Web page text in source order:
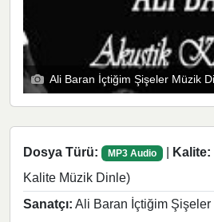
Ali Baran İçtiğim Şişeler Müzik
Dosya Türü: MP3 Audio | Kalite:
Kalite Müzik Dinle)
Sanatçı: Ali Baran İçtiğim Şişeler